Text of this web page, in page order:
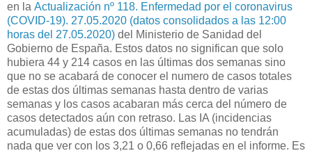
en la Actualización nº 118. Enfermedad por el coronavirus
(COVID-19). 27.05.2020 (datos consolidados a las 12:00
horas del 27.05.2020) del Ministerio de Sanidad del
Gobierno de España. Estos datos no significan que solo
hubiera 44 y 214 casos en las últimas dos semanas sino
que no se acabará de conocer el numero de casos totales
de estas dos últimas semanas hasta dentro de varias
semanas y los casos acabaran más cerca del número de
casos detectados aún con retraso. Las IA (incidencias
acumuladas) de estas dos últimas semanas no tendrán
nada que ver con los 3,21 o 0,66 reflejadas en el informe. Es